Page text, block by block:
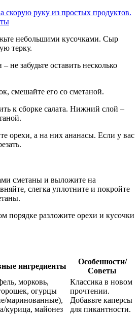
скорую руку из простых продуктов.
небольшими кусочками. Сыр
терку.
не забудьте оставить несколько
смешайте его со сметаной.
к сборке салата. Нижний слой –
орехи, а на них ананасы. Если у вас
сметаны и выложите на
слегка уплотните и покройте
порядке разложите орехи и кусочки
ингредиенты
Особенности/
Советы
морковь,
огурцы
маринованные),
курица, майонез
Классика в новом
прочтении.
Добавьте каперсы
для пикантности.